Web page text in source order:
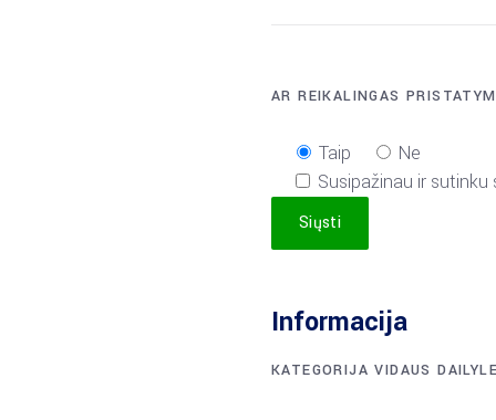
AR REIKALINGAS
Taip
Ne
Susipažinau ir
Siųsti
Informacija
KATEGORIJAVIDAUS